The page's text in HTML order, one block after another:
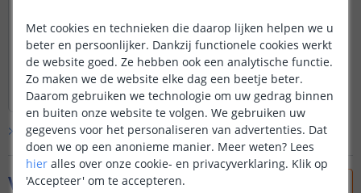
zonder de rest te moeten uitbreken (LED
strip, verlengkabel, controller, voeding,
sturing).
Lees hele review
Stijn|22 mei 2023
Bekijk alle 1 reviews
Vraag & antwoord
Met cookies en technieken die daarop lijken helpen we u
beter en persoonlijker. Dankzij functionele cookies werkt
de website goed. Ze hebben ook een analytische functie.
Zo maken we de website elke dag een beetje beter.
Daarom gebruiken we technologie om uw gedrag binnen
en buiten onze website te volgen. We gebruiken uw
gegevens voor het personaliseren van advertenties. Dat
doen we op een anonieme manier. Meer weten? Lees
hier alles over onze cookie- en privacyverklaring. Klik op
'Accepteer' om te accepteren.